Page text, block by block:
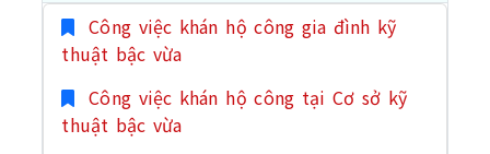
Công việc khán hộ công gia đình kỹ
thuật bậc vừa
Công việc khán hộ công tại Cơ sở kỹ
thuật bậc vừa